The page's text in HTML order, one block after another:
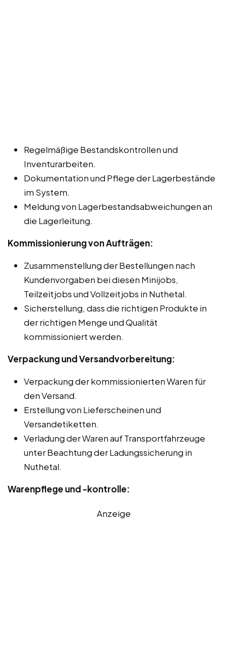
Regelmäßige Bestandskontrollen und
Inventurarbeiten.
Dokumentation und Pflege der Lagerbestände
im System.
Meldung von Lagerbestandsabweichungen an
die Lagerleitung.
Kommissionierung von Aufträgen:
Zusammenstellung der Bestellungen nach
Kundenvorgaben bei diesen Minijobs,
Teilzeitjobs und Vollzeitjobs in Nuthetal.
Sicherstellung, dass die richtigen Produkte in
der richtigen Menge und Qualität
kommissioniert werden.
Verpackung und Versandvorbereitung:
Verpackung der kommissionierten Waren für
den Versand.
Erstellung von Lieferscheinen und
Versandetiketten.
Verladung der Waren auf Transportfahrzeuge
unter Beachtung der Ladungssicherung in
Nuthetal.
Warenpflege und -kontrolle:
Anzeige